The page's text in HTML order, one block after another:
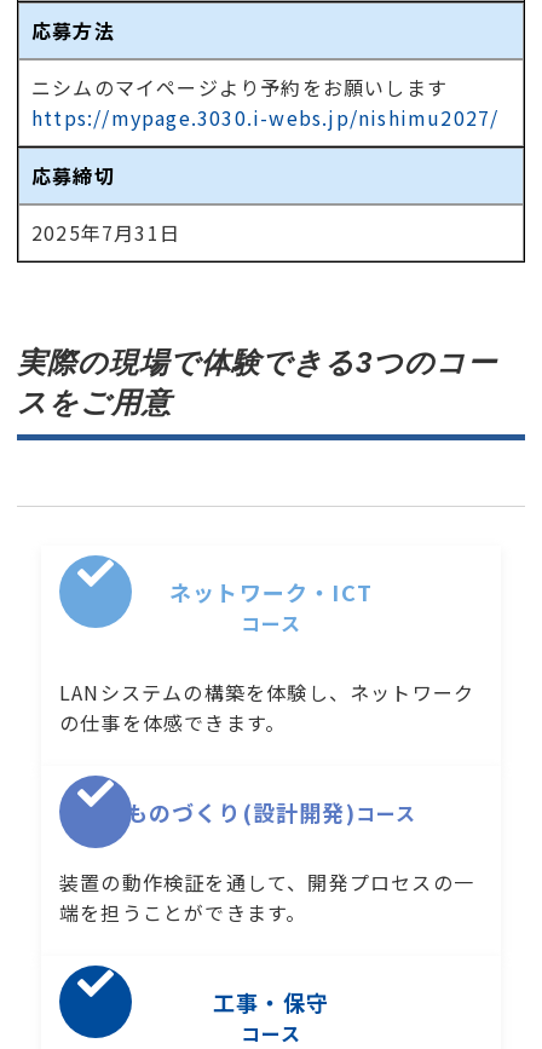
応募方法
ニシムのマイページより予約をお願いします
https://mypage.3030.i-webs.jp/nishimu2027/
応募締切
2025年7月31日
実際の現場で体験できる3つのコー
ス をご用意
ネットワーク・ICT
コース
LANシステムの構築を体験し、ネットワーク
の仕事を体感できます。
ものづくり(設計開発)コース
装置の動作検証を通して、開発プロセスの一
端を担うことができます。
工事・保守
コース